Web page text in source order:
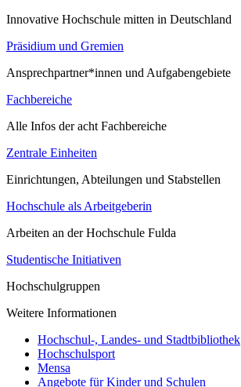
Innovative Hochschule mitten in Deutschland
Präsidium und Gremien
Ansprechpartner*innen und Aufgabengebiete
Fachbereiche
Alle Infos der acht Fachbereiche
Zentrale Einheiten
Einrichtungen, Abteilungen und Stabstellen
Hochschule als Arbeitgeberin
Arbeiten an der Hochschule Fulda
Studentische Initiativen
Hochschulgruppen
Weitere Informationen
Hochschul-, Landes- und Stadtbibliothek
Hochschulsport
Mensa
Angebote für Kinder und Schulen